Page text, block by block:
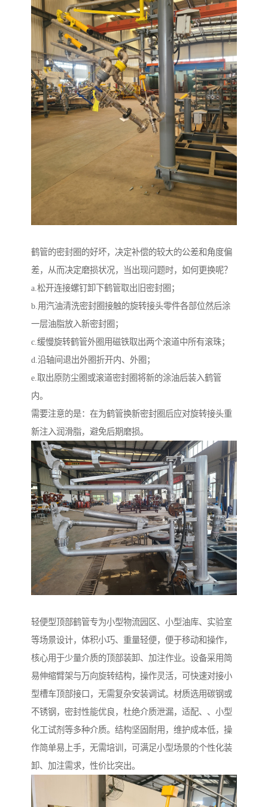
鹤管的密封圈的好坏，决定补偿的较大的公差和角度偏
差，从而决定磨损状况，当出现问题时，如何更换呢？
a.松开连接螺钉卸下鹤管取出旧密封圈；
b.用汽油清洗密封圈接触的旋转接头零件各部位然后涂
一层油脂放入新密封圈；
c.缓慢旋转鹤管外圈用磁铁取出两个滚道中所有滚珠；
d.沿轴间退出外圈折开内、外圈；
e.取出原防尘圈或滚道密封圈将新的涂油后装入鹤管
内。
需要注意的是：在为鹤管换新密封圈后应对旋转接头重
新注入润滑脂，避免后期磨损。
轻便型顶部鹤管专为小型物流园区、小型油库、实验室
等场景设计，体积小巧、重量轻便，便于移动和操作，
核心用于少量介质的顶部装卸、加注作业。设备采用简
易伸缩臂架与万向旋转结构，操作灵活，可快速对接小
型槽车顶部接口，无需复杂安装调试。材质选用碳钢或
不锈钢，密封性能优良，杜绝介质泄漏，适配、、小型
化工试剂等多种介质。结构坚固耐用，维护成本低，操
作简单易上手，无需培训，可满足小型场景的个性化装
卸、加注需求，性价比突出。